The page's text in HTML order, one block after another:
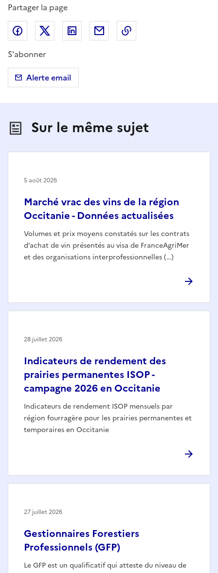
Partager la page
Partager sur Facebook
Partager sur X (anciennement Twitter)
Partager sur LinkedIn
Partager par email
S'abonner
Alerte email
Sur le même sujet
Marché vrac des vins de la région
Occitanie - Données actualisées
Volumes et prix moyens constatés sur les contrats
d’achat de vin présentés au visa de FranceAgriMer
et des organisations interprofessionnelles (…)
5 août 2026
Indicateurs de rendement des
prairies permanentes ISOP -
campagne 2026 en Occitanie
Indicateurs de rendement ISOP mensuels par
région fourragère pour les prairies permanentes et
temporaires en Occitanie
28 juillet 2026
Gestionnaires Forestiers
Professionnels (GFP)
Le GFP est un qualificatif qui atteste du niveau de
27 juillet 2026